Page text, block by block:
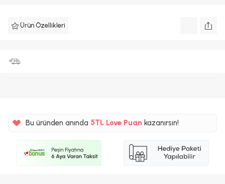
Ürün Özellikleri
Bu üründen anında 5TL Love Puan kazanırsın!